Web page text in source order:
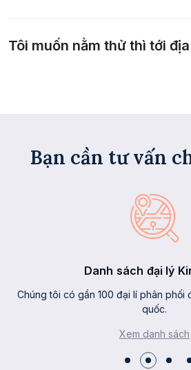
Tôi muốn nằm thử thì tới
Bạn cần tư vấn
Danh sách đại lý
Chúng tôi có gần 100 đại lí phân phối
quốc.
Xem danh sách